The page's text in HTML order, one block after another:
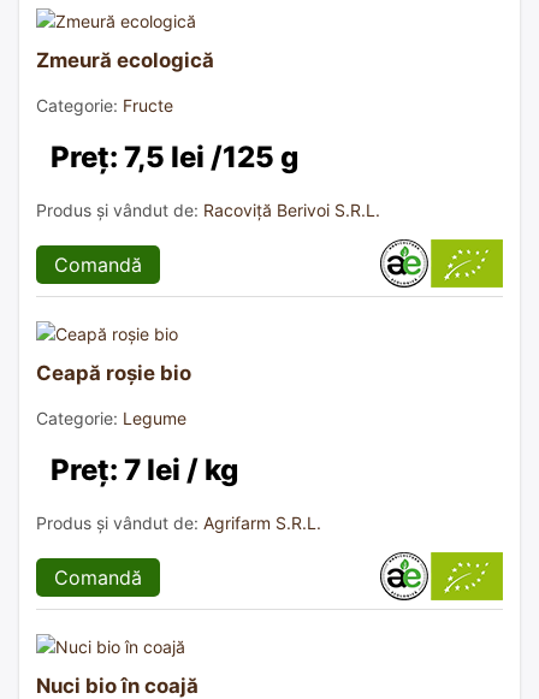
Zmeură ecologică
Categorie: Fructe
Preț: 7,5 lei /125 g
Produs și vândut de: Racoviță Berivoi S.R.L.
Comandă
Ceapă roșie bio
Categorie: Legume
Preț: 7 lei / kg
Produs și vândut de: Agrifarm S.R.L.
Comandă
Nuci bio în coajă